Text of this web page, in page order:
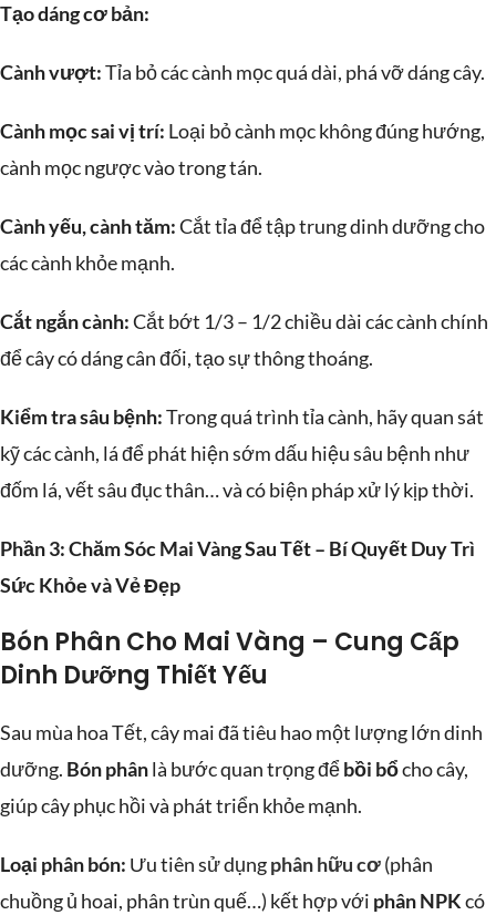
Tạo dáng cơ bản:
Cành vượt:Tỉa bỏ các cành mọc quá dài, phá vỡ dáng cây.
Cành mọc sai vị trí: Loại bỏ cành mọc không đúng hướng,
cành mọc ngược vào trong tán.
Cành yếu, cành tăm:Cắt tỉa để tập trung dinh dưỡng cho
các cành khỏe mạnh.
Cắt ngắn cành:Cắt bớt 1/3 – 1/2 chiều dài các cành chính
để cây có dáng cân đối, tạo sự thông thoáng.
Kiểm tra sâu bệnh:Trong quá trình tỉa cành, hãy quan sát
kỹ các cành, lá để phát hiện sớm dấu hiệu sâu bệnh như
đốm lá, vết sâu đục thân… và có biện pháp xử lý kịp thời.
Phần 3: Chăm Sóc Mai Vàng Sau Tết – Bí Quyết Duy Trì
Sức Khỏe và Vẻ Đẹp
Bón Phân Cho Mai Vàng – Cung Cấp
Dinh Dưỡng Thiết Yếu
Sau mùa hoa Tết, cây mai đã tiêu hao một lượng lớn dinh
dưỡng. Bón phânlà bước quan trọng đểbồi bổcho cây,
giúp cây phục hồi và phát triển khỏe mạnh.
Loại phân bón: Ưu tiên sử dụngphân hữu cơ(phân
chuồng ủ hoai, phân trùn quế…) kết hợp với phân NPKcó